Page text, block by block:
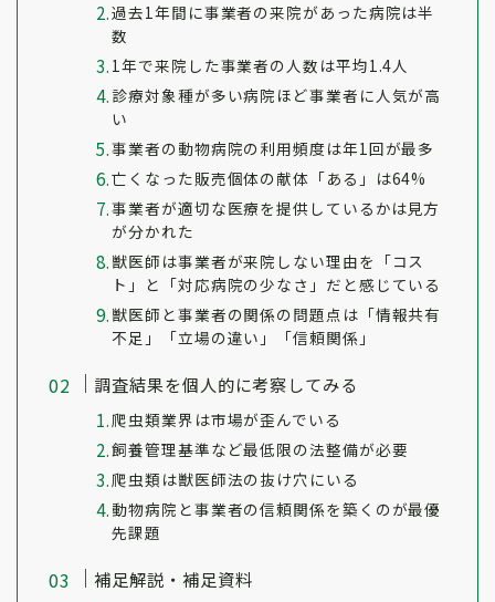
過去1年間に事業者の来院があった病院は半
数
1年で来院した事業者の人数は平均1.4人
診療対象種が多い病院ほど事業者に人気が高
い
事業者の動物病院の利用頻度は年1回が最多
亡くなった販売個体の献体「ある」は64%
事業者が適切な医療を提供しているかは見方
が分かれた
獣医師は事業者が来院しない理由を「コス
ト」と「対応病院の少なさ」だと感じている
獣医師と事業者の関係の問題点は「情報共有
不足」「立場の違い」「信頼関係」
調査結果を個人的に考察してみる
爬虫類業界は市場が歪んでいる
飼養管理基準など最低限の法整備が必要
爬虫類は獣医師法の抜け穴にいる
動物病院と事業者の信頼関係を築くのが最優
先課題
補足解説・補足資料